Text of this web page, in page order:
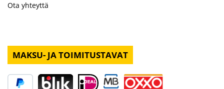
Ota yhteyttä
MAKSU- JA TOIMITUSTAVAT